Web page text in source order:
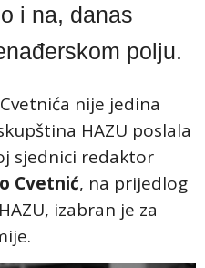
i na, danas
polju.
nije jedina
HAZU poslala
sjednici redaktor
Cvetnić, na prijedlog
izabran je za